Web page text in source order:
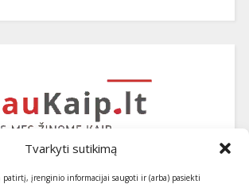
Tvarkyti sutikimą
įrenginio informacijai saugoti ir (arba) pasiekti